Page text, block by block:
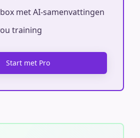
met AI-samenvattingen
training
Start met Pro